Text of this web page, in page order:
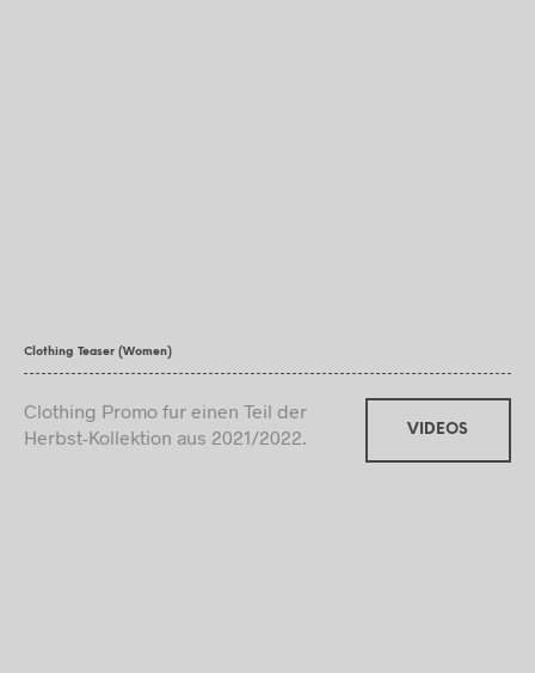
Clothing Teaser (Women)
Clothing Promo fur einen Teil der
Herbst-Kollektion aus 2021/2022.
VIDEOS